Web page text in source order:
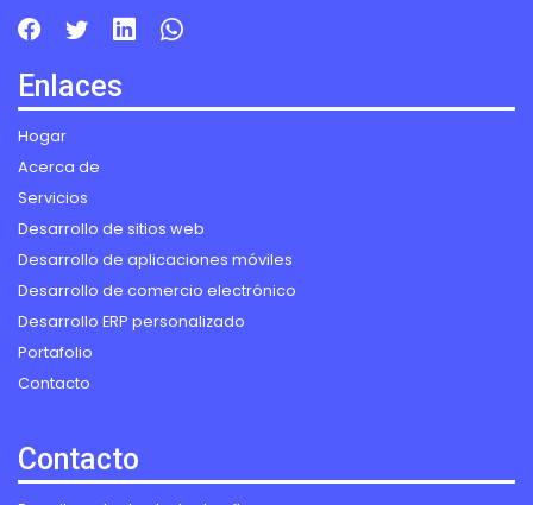
FacebookTwitterLinkedInWhatsApp
Enlaces
Hogar
Acerca de
Servicios
Desarrollo de sitios web
Desarrollo de aplicaciones móviles
Desarrollo de comercio electrónico
Desarrollo ERP personalizado
Portafolio
Contacto
Contacto